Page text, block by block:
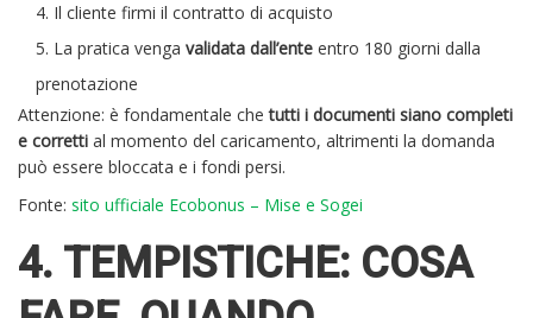
Il cliente firmi il contratto di acquisto
La pratica venga validata dall’ente entro 180 giorni dalla
prenotazione
Attenzione: è fondamentale chetutti i documenti siano completi
e corretti al momento del caricamento, altrimenti la domanda
può essere bloccata e i fondi persi.
Fonte: sito ufficiale Ecobonus – Mise e Sogei
4. TEMPISTICHE: COSA